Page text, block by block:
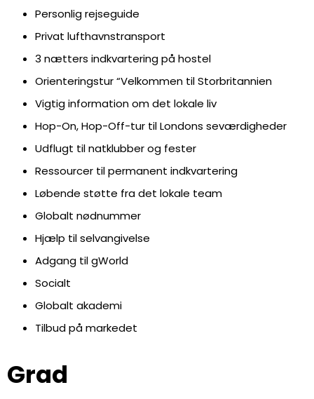
Personlig rejseguide
Privat lufthavnstransport
3 nætters indkvartering på hostel
Orienteringstur “Velkommen til Storbritannien
Vigtig information om det lokale liv
Hop-On, Hop-Off-tur til Londons seværdigheder
Udflugt til natklubber og fester
Ressourcer til permanent indkvartering
Løbende støtte fra det lokale team
Globalt nødnummer
Hjælp til selvangivelse
Adgang til gWorld
Socialt
Globalt akademi
Tilbud på markedet
Grad